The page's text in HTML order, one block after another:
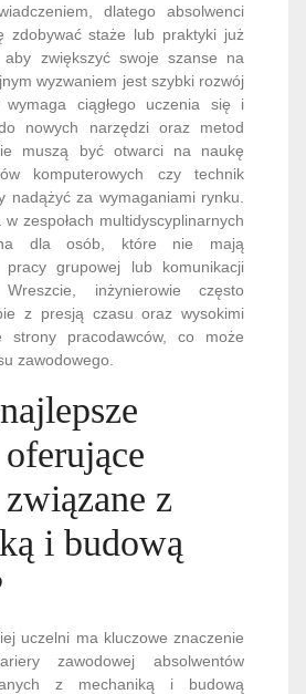
dlatego absolwenci
zdobywać staże lub praktyki już
aby zwiększyć swoje szanse na
wyzwaniem jest szybki rozwój
wymaga ciągłego uczenia się i
nowych narzędzi oraz metod
muszą być otwarci na naukę
komputerowych czy technik
nadążyć za wymaganiami rynku.
zespołach multidyscyplinarnych
dla osób, które nie mają
pracy grupowej lub komunikacji
Wreszcie, inżynierowie często
z presją czasu oraz wysokimi
strony pracodawców, co może
zawodowego.
z
i budową
uczelni ma kluczowe znaczenie
zawodowej absolwentów
z mechaniką i budową